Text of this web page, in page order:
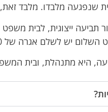
שנפגעה מלבדו. מלבד
ייצוגית, לבית
8,000 ₪, ובמחוזי אגרה של 16,000 ₪.
היא מתנהלת, ובית